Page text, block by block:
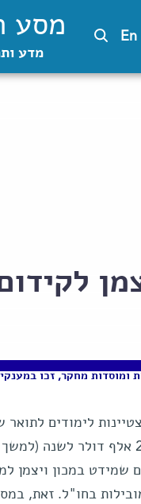
En מסע
מדע
לימודים
קיבלו מענקים בהיקף של 15 עד
באולם שמידט
בחו"ל. זאת,